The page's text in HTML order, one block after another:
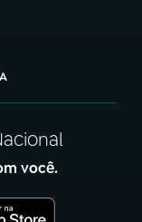
você.